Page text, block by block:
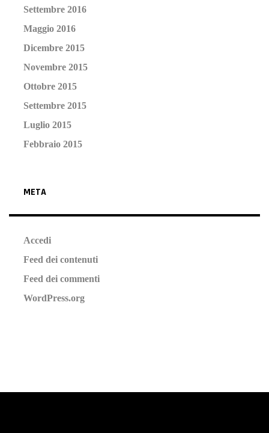
Settembre 2016
Maggio 2016
Dicembre 2015
Novembre 2015
Ottobre 2015
Settembre 2015
Luglio 2015
Febbraio 2015
META
Accedi
Feed dei contenuti
Feed dei commenti
WordPress.org